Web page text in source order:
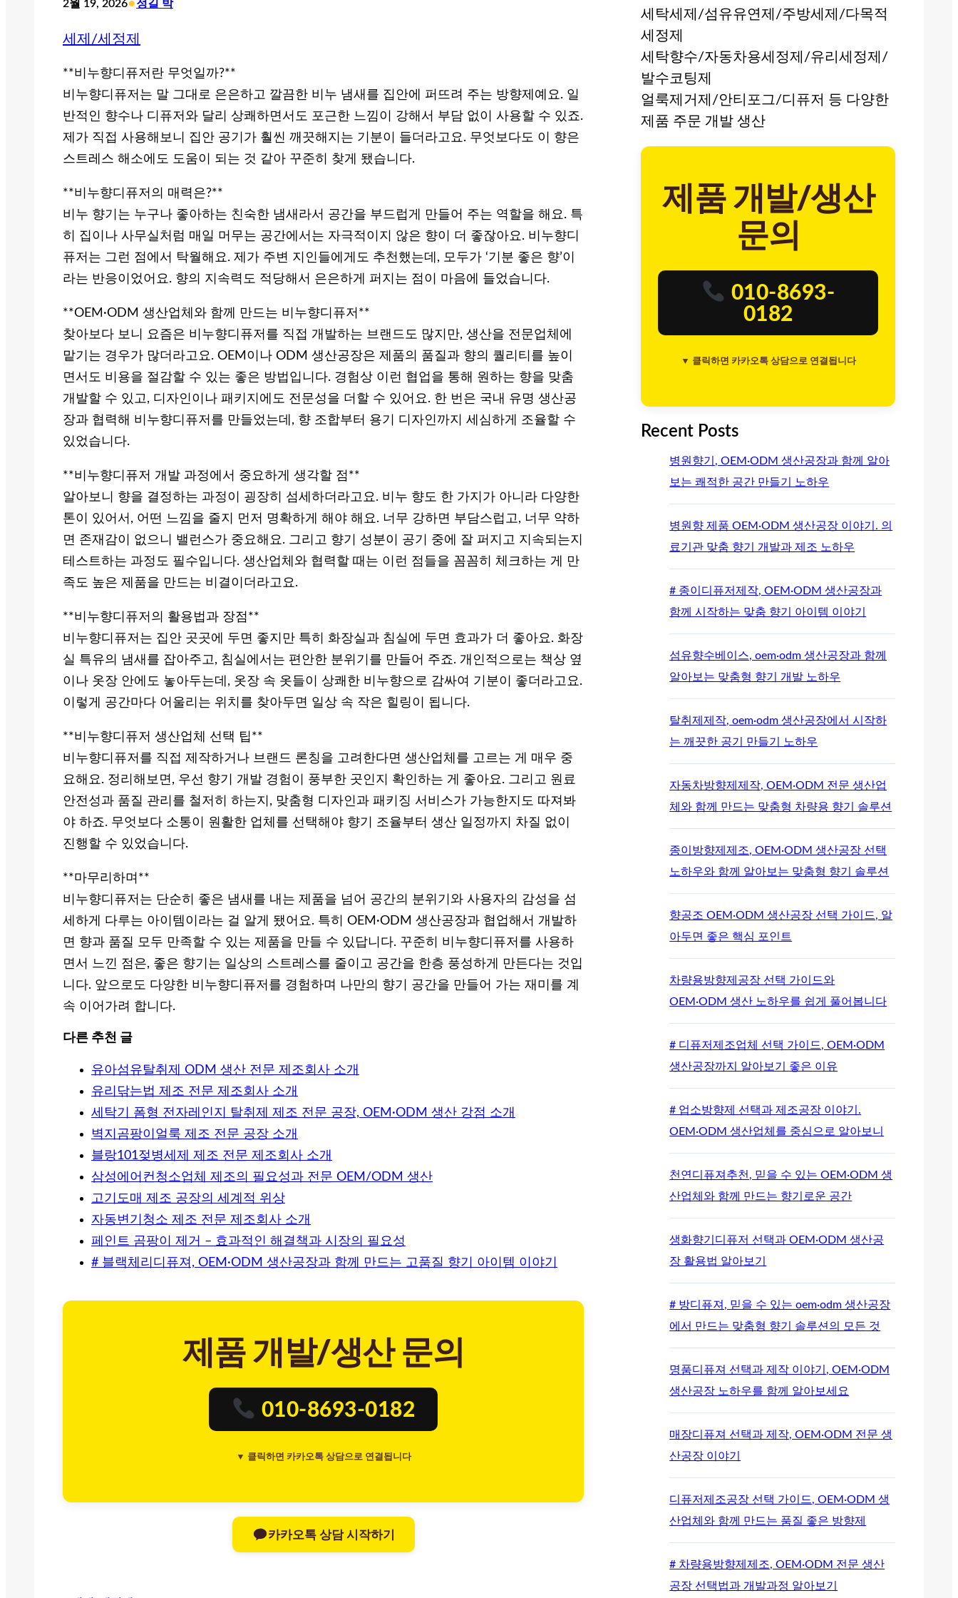
2월 19, 2026•정길 박
세제/세정제
**비누향디퓨저란 무엇일까?**
비누향디퓨저는 말 그대로 은은하고 깔끔한 비누 냄새를 집안에 퍼뜨려 주는 방향제예요. 일
반적인 향수나 디퓨저와 달리 상쾌하면서도 포근한 느낌이 강해서 부담 없이 사용할 수 있죠.
제가 직접 사용해보니 집안 공기가 훨씬 깨끗해지는 기분이 들더라고요. 무엇보다도 이 향은
스트레스 해소에도 도움이 되는 것 같아 꾸준히 찾게 됐습니다.
**비누향디퓨저의 매력은?**
비누 향기는 누구나 좋아하는 친숙한 냄새라서 공간을 부드럽게 만들어 주는 역할을 해요. 특
히 집이나 사무실처럼 매일 머무는 공간에서는 자극적이지 않은 향이 더 좋잖아요. 비누향디
퓨저는 그런 점에서 탁월해요. 제가 주변 지인들에게도 추천했는데, 모두가 ‘기분 좋은 향’이
라는 반응이었어요. 향의 지속력도 적당해서 은은하게 퍼지는 점이 마음에 들었습니다.
**OEM·ODM 생산업체와 함께 만드는 비누향디퓨저**
찾아보다 보니 요즘은 비누향디퓨저를 직접 개발하는 브랜드도 많지만, 생산을 전문업체에
맡기는 경우가 많더라고요. OEM이나 ODM 생산공장은 제품의 품질과 향의 퀄리티를 높이
면서도 비용을 절감할 수 있는 좋은 방법입니다. 경험상 이런 협업을 통해 원하는 향을 맞춤
개발할 수 있고, 디자인이나 패키지에도 전문성을 더할 수 있어요. 한 번은 국내 유명 생산공
장과 협력해 비누향디퓨저를 만들었는데, 향 조합부터 용기 디자인까지 세심하게 조율할 수
있었습니다.
**비누향디퓨저 개발 과정에서 중요하게 생각할 점**
알아보니 향을 결정하는 과정이 굉장히 섬세하더라고요. 비누 향도 한 가지가 아니라 다양한
톤이 있어서, 어떤 느낌을 줄지 먼저 명확하게 해야 해요. 너무 강하면 부담스럽고, 너무 약하
면 존재감이 없으니 밸런스가 중요해요. 그리고 향기 성분이 공기 중에 잘 퍼지고 지속되는지
테스트하는 과정도 필수입니다. 생산업체와 협력할 때는 이런 점들을 꼼꼼히 체크하는 게 만
족도 높은 제품을 만드는 비결이더라고요.
**비누향디퓨저의 활용법과 장점**
비누향디퓨저는 집안 곳곳에 두면 좋지만 특히 화장실과 침실에 두면 효과가 더 좋아요. 화장
실 특유의 냄새를 잡아주고, 침실에서는 편안한 분위기를 만들어 주죠. 개인적으로는 책상 옆
이나 옷장 안에도 놓아두는데, 옷장 속 옷들이 상쾌한 비누향으로 감싸여 기분이 좋더라고요.
이렇게 공간마다 어울리는 위치를 찾아두면 일상 속 작은 힐링이 됩니다.
**비누향디퓨저 생산업체 선택 팁**
비누향디퓨저를 직접 제작하거나 브랜드 론칭을 고려한다면 생산업체를 고르는 게 매우 중
요해요. 정리해보면, 우선 향기 개발 경험이 풍부한 곳인지 확인하는 게 좋아요. 그리고 원료
안전성과 품질 관리를 철저히 하는지, 맞춤형 디자인과 패키징 서비스가 가능한지도 따져봐
야 하죠. 무엇보다 소통이 원활한 업체를 선택해야 향기 조율부터 생산 일정까지 차질 없이
진행할 수 있었습니다.
**마무리하며**
비누향디퓨저는 단순히 좋은 냄새를 내는 제품을 넘어 공간의 분위기와 사용자의 감성을 섬
세하게 다루는 아이템이라는 걸 알게 됐어요. 특히 OEM·ODM 생산공장과 협업해서 개발하
면 향과 품질 모두 만족할 수 있는 제품을 만들 수 있답니다. 꾸준히 비누향디퓨저를 사용하
면서 느낀 점은, 좋은 향기는 일상의 스트레스를 줄이고 공간을 한층 풍성하게 만든다는 것입
니다. 앞으로도 다양한 비누향디퓨저를 경험하며 나만의 향기 공간을 만들어 가는 재미를 계
속 이어가려 합니다.
다른 추천 글
유아섬유탈취제 ODM 생산 전문 제조회사 소개
유리닦는법 제조 전문 제조회사 소개
세탁기 폼형 전자레인지 탈취제 제조 전문 공장, OEM·ODM 생산 강점 소개
벽지곰팡이얼룩 제조 전문 공장 소개
블랑101젖병세제 제조 전문 제조회사 소개
삼성에어컨청소업체 제조의 필요성과 전문 OEM/ODM 생산
고기도매 제조 공장의 세계적 위상
자동변기청소 제조 전문 제조회사 소개
페인트 곰팡이 제거 – 효과적인 해결책과 시장의 필요성
# 블랙체리디퓨져, OEM·ODM 생산공장과 함께 만드는 고품질 향기 아이템 이야기
제품 개발/생산 문의
010-8693-0182
▼ 클릭하면 카카오톡 상담으로 연결됩니다
카카오톡 상담 시작하기
세탁세제/섬유유연제/주방세제/다목적
세정제
세탁향수/자동차용세정제/유리세정제/
발수코팅제
얼룩제거제/안티포그/디퓨저 등 다양한
제품 주문 개발 생산
제품 개발/생산
문의
010-8693-
0182
▼ 클릭하면 카카오톡 상담으로 연결됩니다
Recent Posts
병원향기, OEM·ODM 생산공장과 함께 알아
보는 쾌적한 공간 만들기 노하우
병원향 제품 OEM·ODM 생산공장 이야기. 의
료기관 맞춤 향기 개발과 제조 노하우
# 종이디퓨저제작, OEM·ODM 생산공장과
함께 시작하는 맞춤 향기 아이템 이야기
섬유향수베이스, oem·odm 생산공장과 함께
알아보는 맞춤형 향기 개발 노하우
탈취제제작, oem·odm 생산공장에서 시작하
는 깨끗한 공기 만들기 노하우
자동차방향제제작, OEM·ODM 전문 생산업
체와 함께 만드는 맞춤형 차량용 향기 솔루션
종이방향제제조, OEM·ODM 생산공장 선택
노하우와 함께 알아보는 맞춤형 향기 솔루션
향공조 OEM·ODM 생산공장 선택 가이드, 알
아두면 좋은 핵심 포인트
차량용방향제공장 선택 가이드와
OEM·ODM 생산 노하우를 쉽게 풀어봅니다
# 디퓨저제조업체 선택 가이드, OEM·ODM
생산공장까지 알아보기 좋은 이유
# 업소방향제 선택과 제조공장 이야기.
OEM·ODM 생산업체를 중심으로 알아보니
천연디퓨져추천, 믿을 수 있는 OEM·ODM 생
산업체와 함께 만드는 향기로운 공간
생화향기디퓨저 선택과 OEM·ODM 생산공
장 활용법 알아보기
# 방디퓨져, 믿을 수 있는 oem·odm 생산공장
에서 만드는 맞춤형 향기 솔루션의 모든 것
명품디퓨져 선택과 제작 이야기, OEM·ODM
생산공장 노하우를 함께 알아보세요
매장디퓨져 선택과 제작, OEM·ODM 전문 생
산공장 이야기
디퓨저제조공장 선택 가이드, OEM·ODM 생
산업체와 함께 만드는 품질 좋은 방향제
# 차량용방향제제조, OEM·ODM 전문 생산
공장 선택법과 개발과정 알아보기